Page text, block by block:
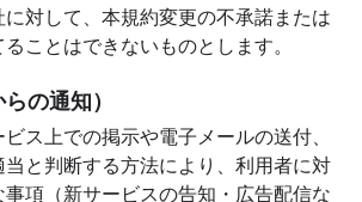
対して、本規約変更の不承諾または
ことはできないものとします。
の通知）
ス上での掲示や電子メールの送付、
当と判断する方法により、利用者に対
事項（新サービスの告知・広告配信な